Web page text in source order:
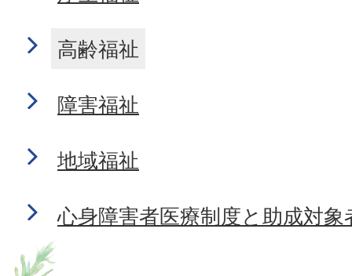
高齢福祉
障害福祉
地域福祉
心身障害者医療制度と助成対